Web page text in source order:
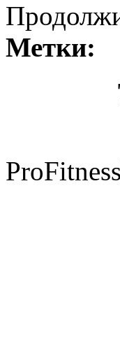
Метки: